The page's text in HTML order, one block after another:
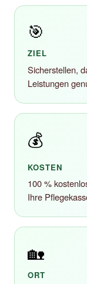
🎯
ZIEL
Sicherstellen,
Leistungen
💰
KOSTEN
100 %
Ihre
🏡
ORT